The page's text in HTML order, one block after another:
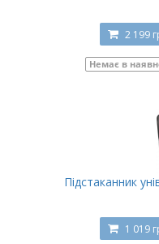
2 199
Немає в
Підстаканник
1 019